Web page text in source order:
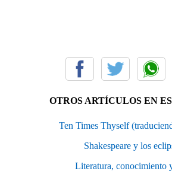
OTROS ARTÍCULOS EN
Ten Times Thyself
Shakespeare y los
Literatura, conocimiento